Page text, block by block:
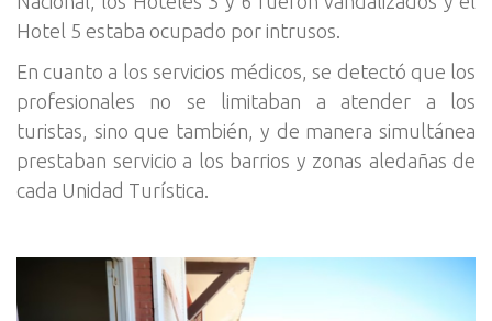
Hotel 5 estaba ocupado por intrusos.
En cuanto a los servicios médicos, se detectó que los
profesionales no se limitaban a atender a los
turistas, sino que también, y de manera simultánea
prestaban servicio a los barrios y zonas aledañas de
cada Unidad Turística.